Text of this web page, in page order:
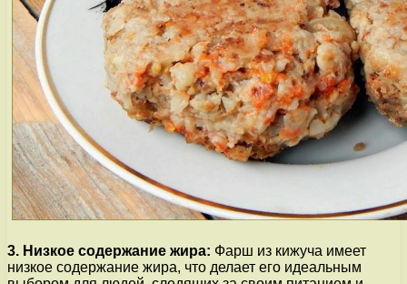
3. Низкое содержание жира: Фарш из кижуча имеет
низкое содержание жира, что делает его идеальным